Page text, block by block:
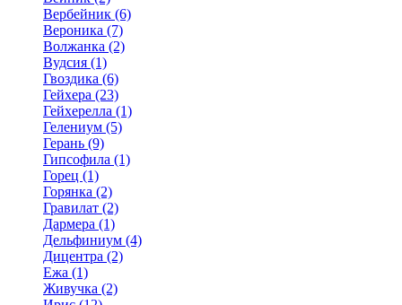
Вербейник (6)
Вероника (7)
Волжанка (2)
Вудсия (1)
Гвоздика (6)
Гейхера (23)
Гейхерелла (1)
Гелениум (5)
Герань (9)
Гипсофила (1)
Горец (1)
Горянка (2)
Гравилат (2)
Дармера (1)
Дельфиниум (4)
Дицентра (2)
Ежа (1)
Живучка (2)